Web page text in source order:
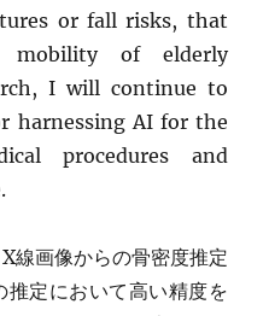
or fall risks, that
mobility of elderly
I will continue to
harnessing AI for the
procedures and
線画像からの骨密度推定
定において高い精度を